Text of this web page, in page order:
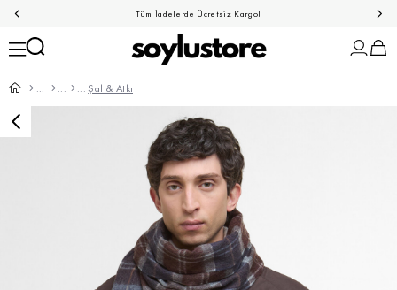
Tüm İadelerde Ücretsiz Kargo!
Şal & Atkı